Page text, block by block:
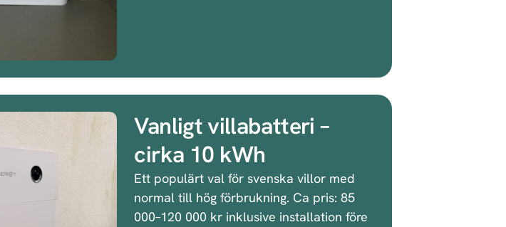
Vanligt villabatteri –
cirka 10 kWh
Ett populärt val för svenska villor med
normal till hög förbrukning. Ca pris: 85
000–120 000 kr inklusive installation före